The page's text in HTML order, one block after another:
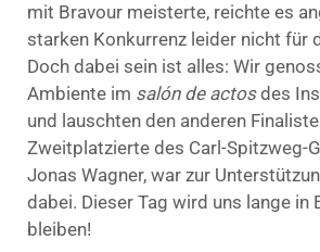
mit Bravour meisterte, reichte es
starken Konkurrenz leider nicht für
Doch dabei sein ist alles: Wir
Ambiente im salón de actosdes
und lauschten den anderen
Zweitplatzierte des Carl-Spitzweg-
Jonas Wagner, war zur
dabei. Dieser Tag wird uns lange in
bleiben!